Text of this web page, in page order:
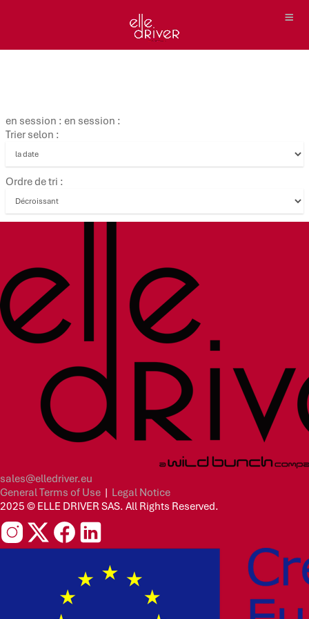
en session : en session :
Trier selon :
Ordre de tri :
sales@elledriver.eu
General Terms of Use | Legal Notice
2025 © ELLE DRIVER SAS. All Rights Reserved.